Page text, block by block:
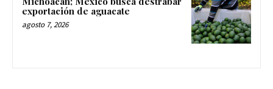
exportación de aguacate
agosto 7, 2026